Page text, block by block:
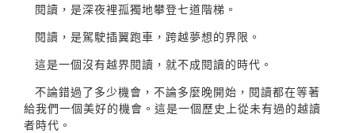
閱讀，是深夜裡孤獨地攀登七道階梯。
閱讀，是駕駛插翼跑車，跨越夢想的界限。
這是一個沒有越界閱讀，就不成閱讀的時代。
不論錯過了多少機會，不論多麼晚開始，閱讀都在等著
給我們一個美好的機會。這是一個歷史上從未有過的越讀
者時代。